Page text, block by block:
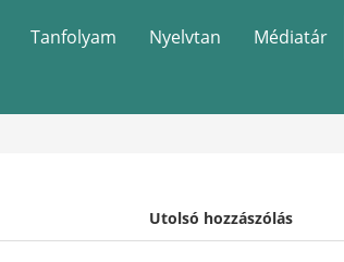
Tanfolyam Nyelvtan Médiatár
Utolsó hozzászólás